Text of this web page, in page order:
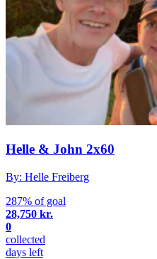
Helle & John 2x60
By: Helle Freiberg
287% of goal
28,750 kr.
0
collected
days left